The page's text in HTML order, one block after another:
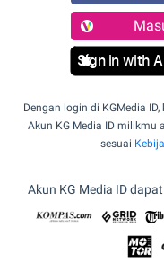
Sign in with
Dengan login di KGMedia
Akun KG Media ID milikmu
sesuai
Akun KG Media ID